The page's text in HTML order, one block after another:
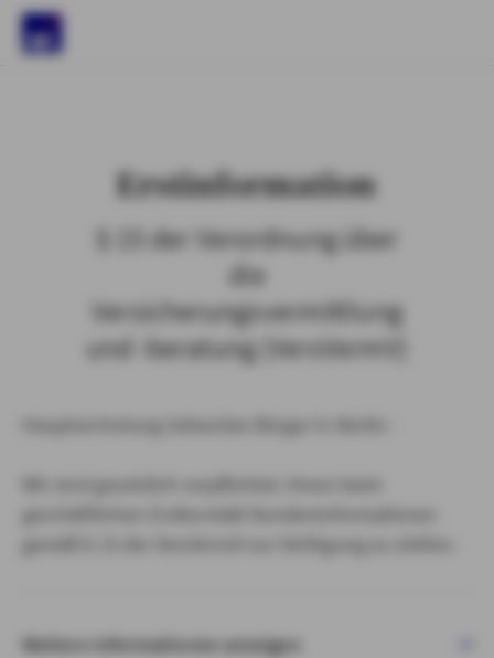
Erstinformation
§ 15 der Verordnung über
die
Versicherungsvermittlung
und -beratung (VersVermV)
Weitere Informationen anzeigen